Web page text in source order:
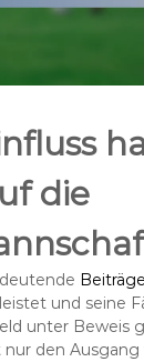
die
und seine
unter Beweis
den Ausgang